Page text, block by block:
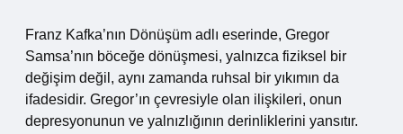
Franz Kafka’nın Dönüşüm adlı eserinde, Gregor
Samsa’nın böceğe dönüşmesi, yalnızca fiziksel bir
değişim değil, aynı zamanda ruhsal bir yıkımın da
ifadesidir. Gregor’ın çevresiyle olan ilişkileri, onun
depresyonunun ve yalnızlığının derinliklerini yansıtır.